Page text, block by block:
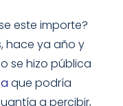
este importe?
hace ya año y
se hizo pública
que podría
a percibir,